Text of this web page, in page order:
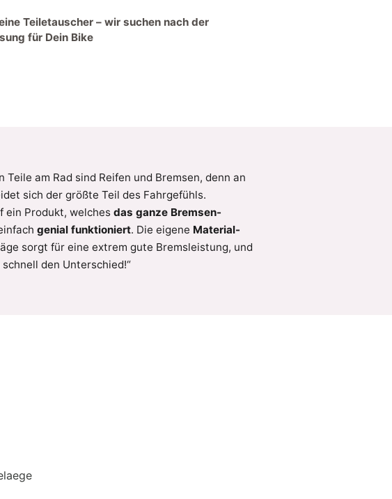
Teiletauscher – wir suchen nach der
für Dein Bike
Teile am Rad sind Reifen und Bremsen, denn an
sich der größte Teil des Fahrgefühls.
ein Produkt, welches das ganze Bremsen-
genial funktioniert. Die eigene Material-
sorgt für eine extrem gute Bremsleistung, und
den Unterschied!“